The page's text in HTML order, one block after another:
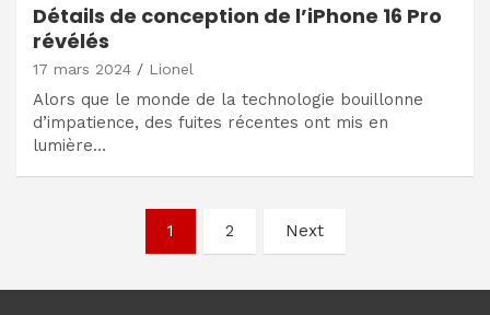
Détails de conception de l’iPhone 16 Pro
révélés
17 mars 2024 Lionel
Alors que le monde de la technologie bouillonne
d’impatience, des fuites récentes ont mis en
lumière…
articles
1 2 Next